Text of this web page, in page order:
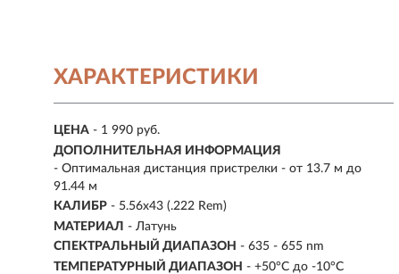
ХАРАКТЕРИСТИКИ
ЦЕНА - 1 990 руб.
ДОПОЛНИТЕЛЬНАЯ ИНФОРМАЦИЯ
- Оптимальная дистанция пристрелки - от 13.7 м до
91.44 м
КАЛИБР - 5.56х43 (.222 Rem)
МАТЕРИАЛ - Латунь
СПЕКТРАЛЬНЫЙ ДИАПАЗОН - 635 - 655 nm
ТЕМПЕРАТУРНЫЙ ДИАПАЗОН - +50°С до -10°С